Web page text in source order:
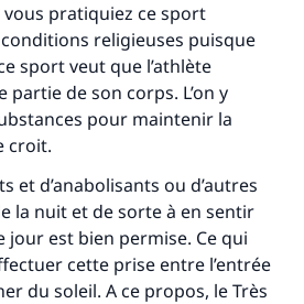
pratiquiez ce sport
religieuses puisque
sport veut que l’athlète
de son corps. L’on y
pour maintenir la
croit.
et d’anabolisants ou d’autres
la nuit et de sorte à en sentir
jour est bien permise. Ce qui
cette prise entre l’entrée
du soleil. A ce propos, le Très